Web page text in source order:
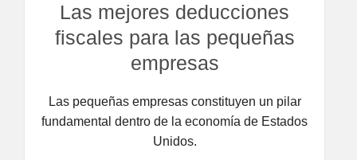
Las mejores deducciones
fiscales para las pequeñas
empresas
Las pequeñas empresas constituyen un pilar
fundamental dentro de la economía de Estados
Unidos.